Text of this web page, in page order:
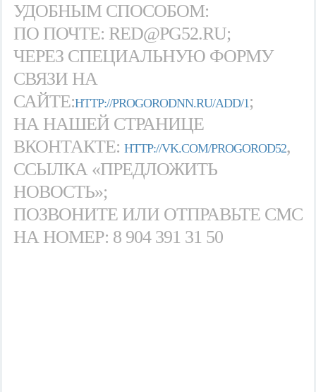
УДОБНЫМ СПОСОБОМ:
ПО ПОЧТЕ: RED@PG52.RU;
ЧЕРЕЗ СПЕЦИАЛЬНУЮ ФОРМУ
СВЯЗИ НА
САЙТЕ:HTTP://PROGORODNN.RU/ADD/1;
НА НАШЕЙ СТРАНИЦЕ
ВКОНТАКТЕ: HTTP://VK.COM/PROGOROD52,
ССЫЛКА «ПРЕДЛОЖИТЬ
НОВОСТЬ»;
ПОЗВОНИТЕ ИЛИ ОТПРАВЬТЕ СМС
НА НОМЕР: 8 904 391 31 50